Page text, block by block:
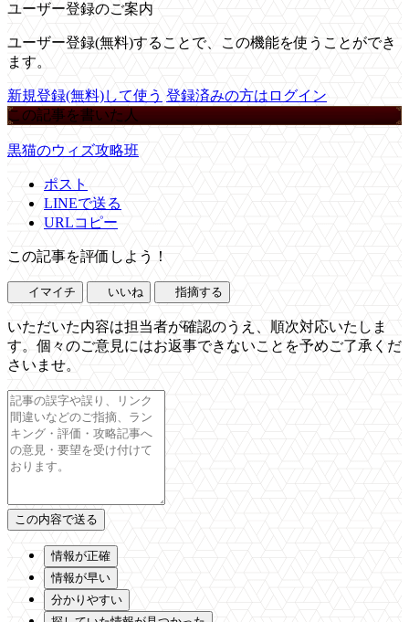
ユーザー登録のご案内
ユーザー登録(無料)することで、この機能を使うことができ
ます。
新規登録(無料)して使う 登録済みの方はログイン
この記事を書いた人
黒猫のウィズ攻略班
ポスト
LINEで送る
URLコピー
この記事を評価しよう！
イマイチ いいね 指摘する
いただいた内容は担当者が確認のうえ、順次対応いたしま
す。個々のご意見にはお返事できないことを予めご了承くだ
さいませ。
情報が正確
情報が早い
分かりやすい